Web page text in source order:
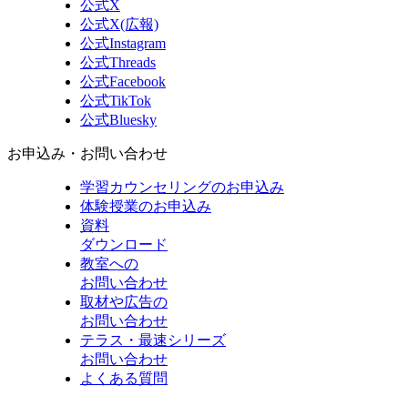
公式X
公式X(広報)
公式Instagram
公式Threads
公式Facebook
公式TikTok
公式Bluesky
お申込み・お問い合わせ
学習カウンセリングのお申込み
体験授業のお申込み
資料
ダウンロード
教室への
お問い合わせ
取材や広告の
お問い合わせ
テラス・最速シリーズ
お問い合わせ
よくある質問